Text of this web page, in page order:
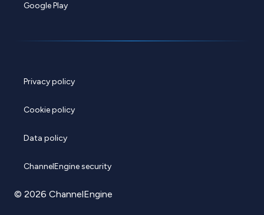
Google Play
Privacy policy
Cookie policy
Data policy
ChannelEngine security
© 2026 ChannelEngine